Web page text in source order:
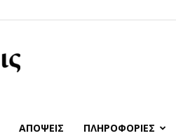
ΑΠΟΨΕΙΣ ΠΛΗΡΟΦΟΡΙΕΣ